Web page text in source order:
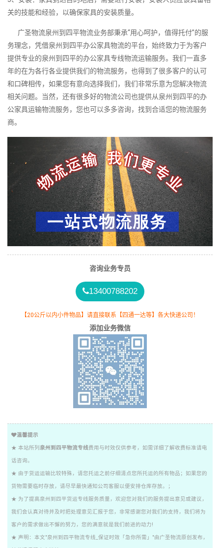
关的技能和经验，以确保家具的安装质量。
广圣物流泉州到四平物流业务部秉承“用心呵护，值得托付”的服
务理念，凭借泉州到四平办公家具物流的平台，始终致力于为客户
提供专业的泉州到四平的办公家具专线物流运输服务。我们一直多
年的在为各行各业提供我们的物流服务，也得到了很多客户的认可
和口碑相传，如果您有意向选择我们，我们非常乐意为您解决物流
相关问题。当然，还有很多好的物流公司也提供从泉州到四平的办
公家具运输物流服务，您也可以多多咨询，找到合适您的物流服务
商。
咨询业务专员
13400788202
【20公斤以内小件物品】请直接联系【四通一达等】各大快递公司！
添加业务微信
温馨提示
★ 本站所列 泉州到四平物流专线费用与时效仅供参考，如需详细了解收费标准请电
话咨询。
★ 由于货运运输比较特殊，请您托运之前仔细清点您所托运的所有物品；如果您的
货物需要临时存放，请尽早最快通知公司客服以便安排仓库存放。；
★ 为了提高泉州到四平货运专线服务质量，欢迎您对我们的服务提出意见或建议，
我们会认真对待并及时把处理意见汇报于您，非常感谢您对我们的支持，我们将为
客户的需求做出不懈的努力，您的满意就是我们前进的动力!
★ 声明：本文"泉州到四平物流专线_保证时效「急你所需」"由广圣物流原创发布，